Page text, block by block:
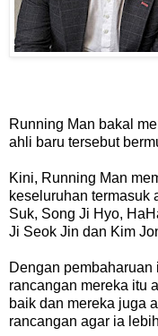
Running Man bakal
ahli baru tersebut
Kini, Running Man
keseluruhan termasuk
Suk, Song Ji Hyo,
Ji Seok Jin dan Kim
Dengan
rancangan mereka itu
baik dan mereka juga
rancangan agar ia